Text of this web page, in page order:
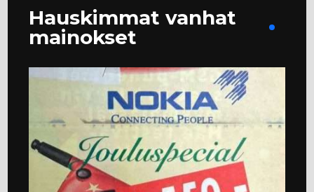
Hauskimmat vanhat
mainokset